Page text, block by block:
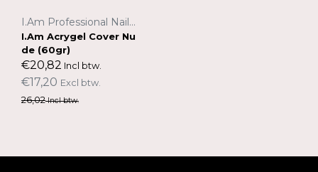
I.Am Professional Nail Systems
I.Am Acrygel Cover Nu
de (60gr)
€20,82 Incl btw.
€17,20 Excl btw.
26,02Incl btw.